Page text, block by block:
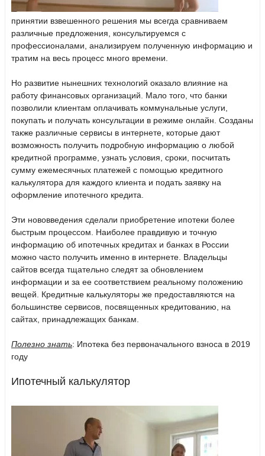
принятии взвешенного решения мы всегда сравниваем
различные предложения, консультируемся с
профессионалами, анализируем полученную информацию и
тратим на весь процесс много времени.
Но развитие нынешних технологий оказало влияние на
работу финансовых организаций. Мало того, что банки
позволили клиентам оплачивать коммунальные услуги,
покупать и получать консультации в режиме онлайн. Созданы
также различные сервисы в интернете, которые дают
возможность получить подробную информацию о любой
кредитной программе, узнать условия, сроки, посчитать
сумму ежемесячных платежей с помощью кредитного
калькулятора для каждого клиента и подать заявку на
оформление ипотечного кредита.
Эти нововведения сделали приобретение ипотеки более
быстрым процессом. Наиболее правдивую и точную
информацию об ипотечных кредитах и банках в России
можно часто получить именно в интернете. Владельцы
сайтов всегда тщательно следят за обновлением
информации и за ее соответствием реальному положению
вещей. Кредитные калькуляторы же предоставляются на
большинстве сервисов, посвященных кредитованию, на
сайтах, принадлежащих банкам.
Полезно знать: Ипотека без первоначального взноса в 2019
году
Ипотечный калькулятор